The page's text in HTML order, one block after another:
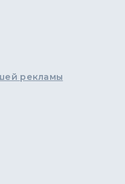
рекламы